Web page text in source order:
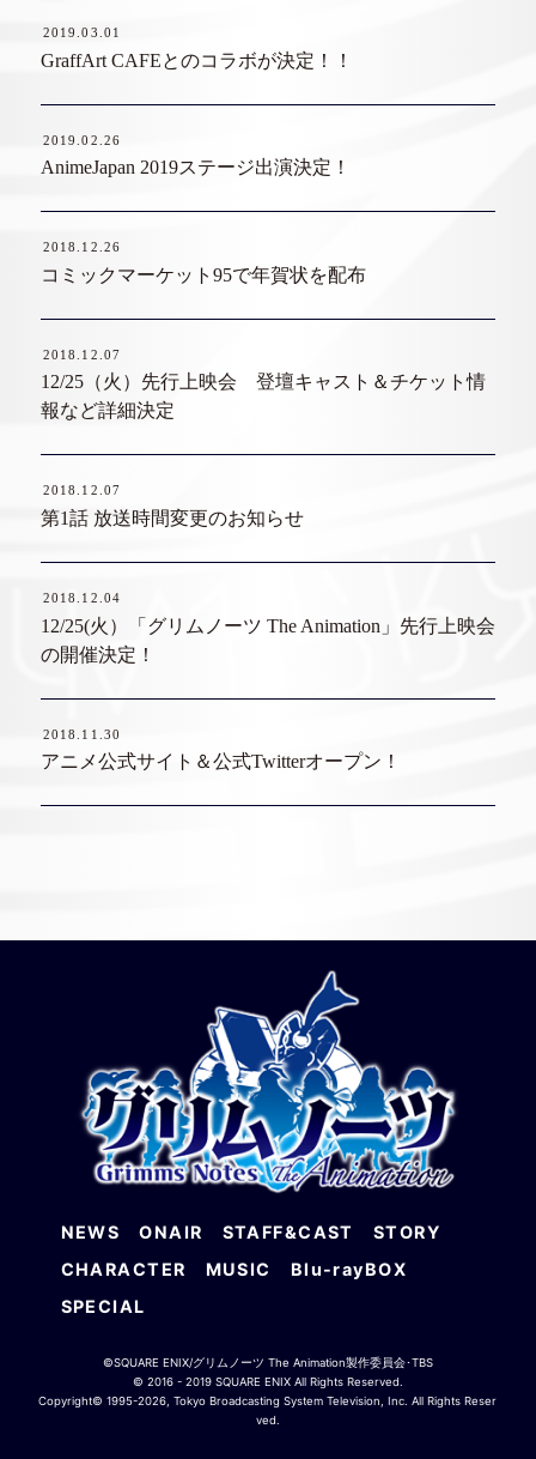
2019.03.01
GraffArt CAFEとのコラボが決定！！
2019.02.26
AnimeJapan 2019ステージ出演決定！
2018.12.26
コミックマーケット95で年賀状を配布
2018.12.07
12/25（火）先行上映会 登壇キャスト＆チケット情
報など詳細決定
2018.12.07
第1話 放送時間変更のお知らせ
2018.12.04
12/25(火）「グリムノーツ The Animation」先行上映会
の開催決定！
2018.11.30
アニメ公式サイト＆公式Twitterオープン！
NEWS ONAIR STAFF&CAST
STORY
CHARACTER
MUSIC
Blu-rayBOX
SPECIAL
©SQUARE ENIX/グリムノーツ The Animation製作委員会･TBS
© 2016 - 2019 SQUARE ENIX All Rights Reserved.
Copyright© 1995-2026, Tokyo Broadcasting System Television, Inc. All Rights Reser
ved.